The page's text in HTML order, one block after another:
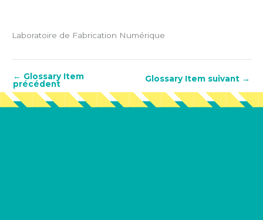
Laboratoire de Fabrication Numérique
← Glossary Item
précédent
Glossary Item suivant →